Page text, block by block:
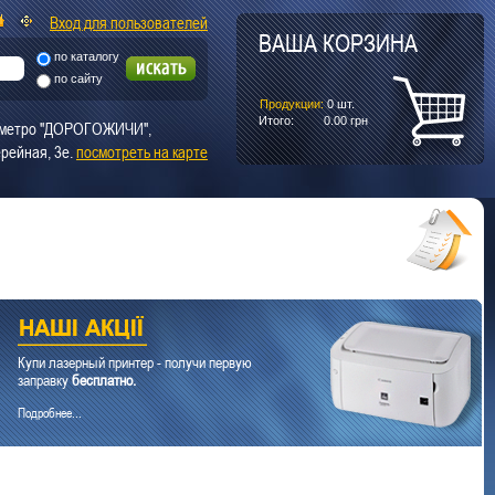
Купи лазерный принтер - получи первую
заправкубесплатно.
Подробнее...
ВАША КОРЗИНА
Продукции: 0шт.
Итого:
0.00 грн
Вход для пользователей
по каталогу
по сайту
метро "ДОРОГОЖИЧИ",
3е.посмотреть на карте